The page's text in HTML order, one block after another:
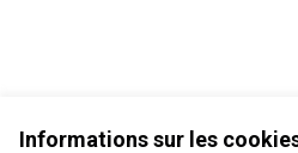
Informations sur les